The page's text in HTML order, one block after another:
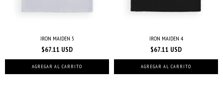
IRON MAIDEN 5
$67.11 USD
AGREGAR AL CARRITO
IRON MAIDEN 4
$67.11 USD
AGREGAR AL CARRITO